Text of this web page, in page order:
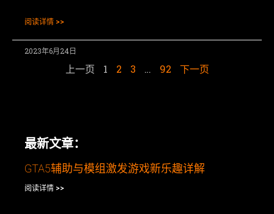
阅读详情 >>
2023年6月24日
上一页 1 2 3 … 92 下一页
最新文章：
GTA5辅助与模组激发游戏新乐趣详解
阅读详情 >>